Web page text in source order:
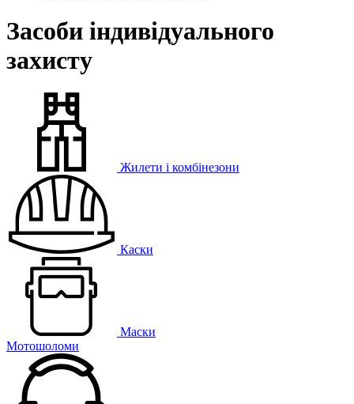
Засоби індивідуального
захисту
Жилети і комбінезони
Каски
Маски
Мотошоломи